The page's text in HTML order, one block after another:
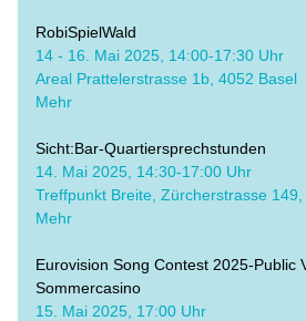
RobiSpielWald
​14 - 16. Mai 2025, 14:00-17:30 Uhr
Areal Prattelerstrasse 1b, 4052 Basel
Mehr
Sicht:Bar-Quartiersprechstunden
​14. Mai 2025, 14:30-17:00 Uhr
Treffpunkt Breite, Zürcherstrasse
Mehr
Eurovision Song Contest 2025-Public
Sommercasino
​15. Mai 2025, 17:00 Uhr